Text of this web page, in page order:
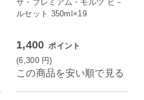
ザ・プレミアム・モルツ ビ－
ルセット 350ml×19
1,400 ポイント
(6,300 円)
この商品を安い順で見る